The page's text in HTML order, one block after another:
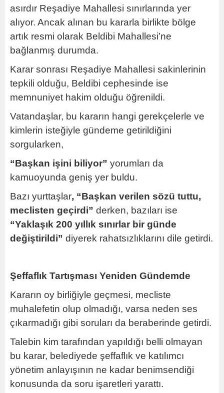
asırdır Reşadiye Mahallesi sınırlarında yer
alıyor. Ancak alınan bu kararla birlikte bölge
artık resmi olarak Beldibi Mahallesi’ne
bağlanmış durumda.
Karar sonrası Reşadiye Mahallesi sakinlerinin
tepkili olduğu, Beldibi cephesinde ise
memnuniyet hakim olduğu öğrenildi.
Vatandaşlar, bu kararın hangi gerekçelerle ve
kimlerin isteğiyle gündeme getirildiğini
sorgularken,
“Başkan işini biliyor” yorumları da
kamuoyunda geniş yer buldu.
Bazı yurttaşlar, “Başkan verilen sözü tuttu,
meclisten geçirdi” derken, bazıları ise
“Yaklaşık 200 yıllık sınırlar bir günde
değiştirildi” diyerek rahatsızlıklarını dile getirdi.
Şeffaflık Tartışması Yeniden Gündemde
Kararın oy birliğiyle geçmesi, mecliste
muhalefetin olup olmadığı, varsa neden ses
çıkarmadığı gibi soruları da beraberinde getirdi.
Talebin kim tarafından yapıldığı belli olmayan
bu karar, belediyede şeffaflık ve katılımcı
yönetim anlayışının ne kadar benimsendiği
konusunda da soru işaretleri yarattı.